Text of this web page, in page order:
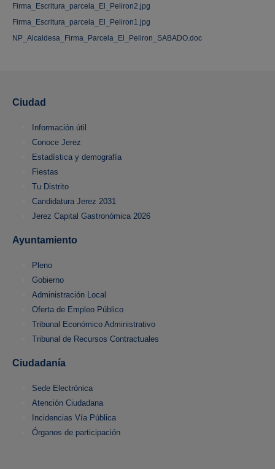
Firma_Escritura_parcela_El_Peliron2.jpg
Firma_Escritura_parcela_El_Peliron1.jpg
NP_Alcaldesa_Firma_Parcela_El_Peliron_SABADO.doc
Ciudad
Información útil
Conoce Jerez
Estadística y demografía
Fiestas
Tu Distrito
Candidatura Jerez 2031
Jerez Capital Gastronómica 2026
Ayuntamiento
Pleno
Gobierno
Administración Local
Oferta de Empleo Público
Tribunal Económico Administrativo
Tribunal de Recursos Contractuales
Ciudadanía
Sede Electrónica
Atención Ciudadana
Incidencias Vía Pública
Órganos de participación